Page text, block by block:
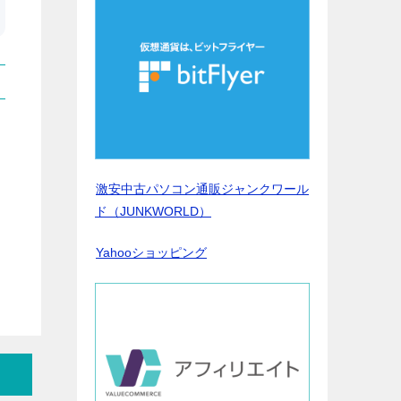
激安中古パソコン通販ジャンクワール
ド（JUNKWORLD）
Yahooショッピング